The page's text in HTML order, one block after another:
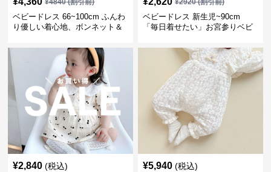
¥4840(割引前)
ベビードレス 66~100cm ふんわ
り優しい着心地、ボンネット＆
レス 記念フォト
¥2920(割引前)
ベビードレス 新生児~90cm
「毎日着せたい」お宮参りベビ
¥2,840 (税込) ¥5,940 (税込)